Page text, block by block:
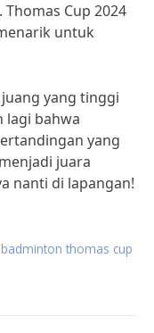
Cup 2024
untuk
yang tinggi
lagi bahwa
yang
juara
nanti di lapangan!
thomas cup